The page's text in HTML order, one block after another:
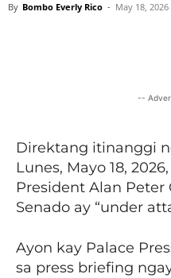
By Bombo Everly Rico - May 18,
--
Direktang itinanggi
Lunes, Mayo 18,
President Alan Peter
Senado ay “under
Ayon kay Palace
sa press briefing